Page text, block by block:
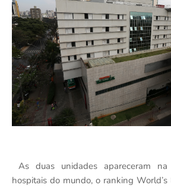
​​​​​​​As duas unidades apareceram
hospitais do mundo, o ranking